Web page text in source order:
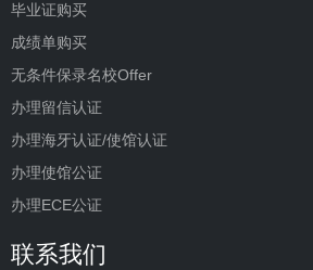
毕业证购买
成绩单购买
无条件保录名校Offer
办理留信认证
办理海牙认证/使馆认证
办理使馆公证
办理ECE公证
联系我们